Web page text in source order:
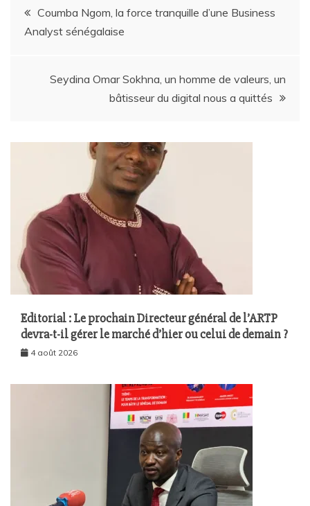
Coumba Ngom, la force tranquille d’une Business
Analyst sénégalaise
Seydina Omar Sokhna, un homme de valeurs, un
bâtisseur du digital nous a quittés
Editorial : Le prochain Directeur général de l’ARTP
devra-t-il gérer le marché d’hier ou celui de demain ?
4 août 2026